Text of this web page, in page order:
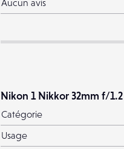
Aucun avis
Nikon 1 Nikkor 32mm f/1.2
Catégorie
Usage